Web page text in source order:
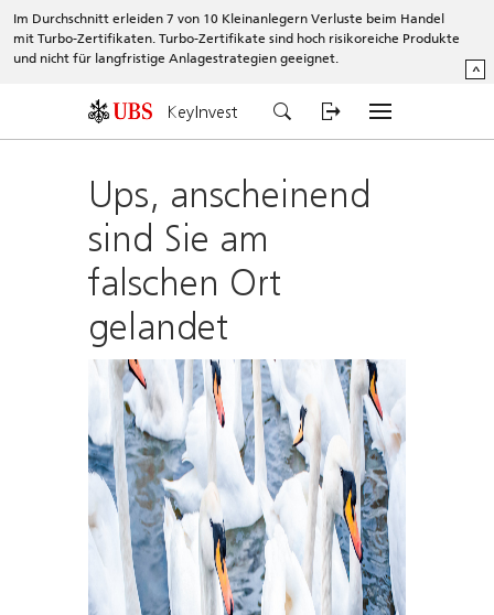
Im Durchschnitt erleiden 7 von 10 Kleinanlegern Verluste beim Handel
mit Turbo-Zertifikaten. Turbo-Zertifikate sind hoch risikoreiche Produkte
und nicht für langfristige Anlagestrategien geeignet.
^
KeyInvest
Ups, anscheinend
sind Sie am
falschen Ort
gelandet